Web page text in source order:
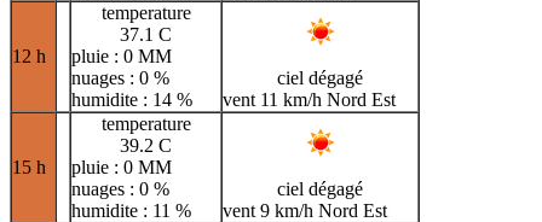
12 h
temperature
37.1 C
pluie : 0 MM
nuages : 0 %
humidite : 14 %
ciel dégagé
vent 11 km/h Nord Est
15 h
temperature
39.2 C
pluie : 0 MM
nuages : 0 %
humidite : 11 %
ciel dégagé
vent 9 km/h Nord Est